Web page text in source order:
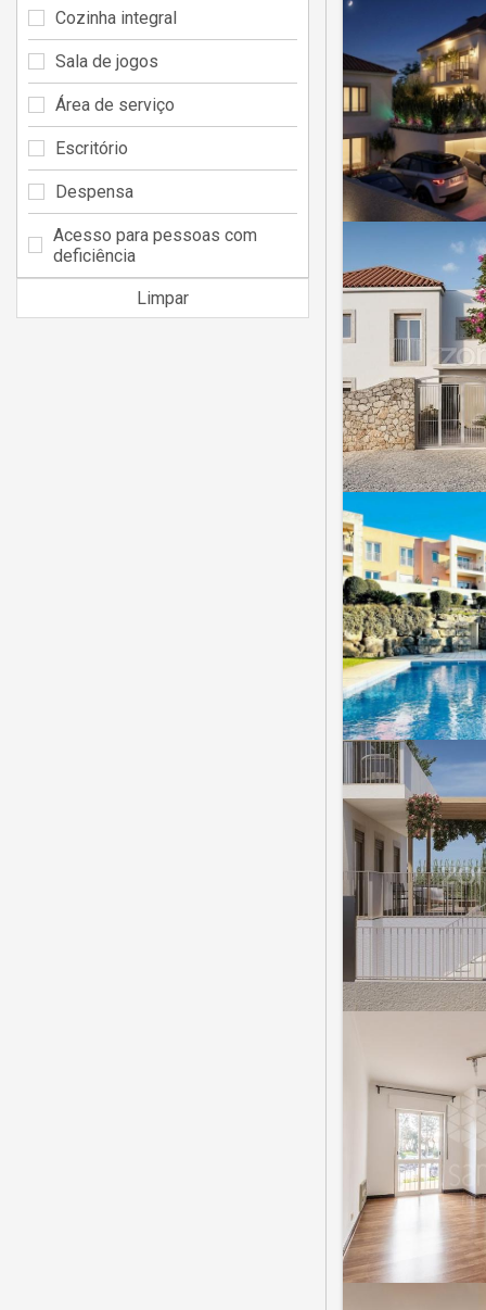
Cozinha integral
Sala de jogos
Área de serviço
Escritório
Despensa
Acesso para pessoas com
deficiência
Limpar